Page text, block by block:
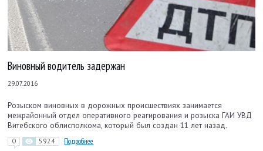
Виновный водитель задержан
29.07.2016
Розыском виновных в дорожных происшествиях занимается
межрайонный отдел оперативного реагирования и розыска ГАИ УВД
Витебского облисполкома, который был создан 11 лет назад.
0 5924 Подробнее